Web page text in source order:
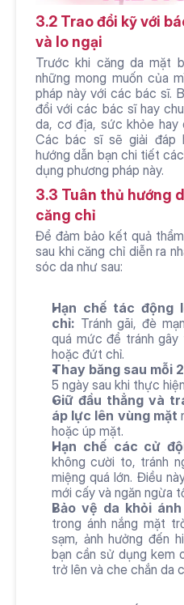
3.2 Trao đổi kỹ với
và lo ngại
Trước khi căng da mặt
những mong muốn của
pháp này với các bác sĩ.
đổi với các bác sĩ hay
da, cơ địa, sức khỏe hay
Các bác sĩ sẽ giải đáp
hướng dẫn bạn chi tiết
dụng phương pháp này.
3.3 Tuân thủ hướng
căng chỉ
Để đảm bảo kết quả
sau khi căng chỉ diễn ra
sóc da như sau:
Hạn chế tác động
chỉ: Tránh gãi, đè
quá mức để tránh gây
hoặc đứt chỉ.
Thay băng sau mỗi
5 ngày sau khi thực
Giữ đầu thẳng và
áp lực lên vùng mặt
hoặc úp mặt.
Hạn chế các cử
không cười to, tránh
miệng quá lớn. Điều
mới cấy và ngăn ngừa
Bảo vệ da khỏi
trong ánh nắng mặt
sạm, ảnh hưởng đến
bạn cần sử dụng kem
trở lên và che chắn da